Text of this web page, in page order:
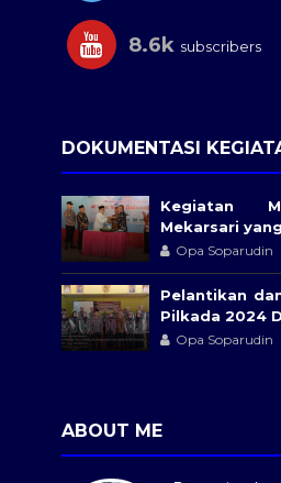
8.6k subscribers
DOKUMENTASI
Kegiatan
Mekarsari
Opa Soparudin
Pelantikan
Pilkada 2024
Opa Soparudin
ABOUT ME